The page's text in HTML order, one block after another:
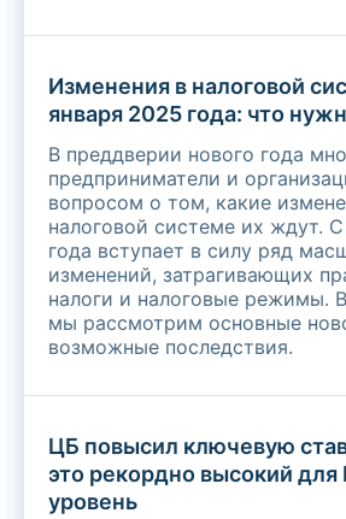
Изменения в налоговой
января 2025 года: что
В преддверии нового года
предприниматели и
вопросом о том, какие
налоговой системе их ждут.
года вступает в силу ряд
изменений, затрагивающих
налоги и налоговые режимы.
мы рассмотрим основные
возможные последствия.
ЦБ повысил ключевую
это рекордно высокий для
уровень